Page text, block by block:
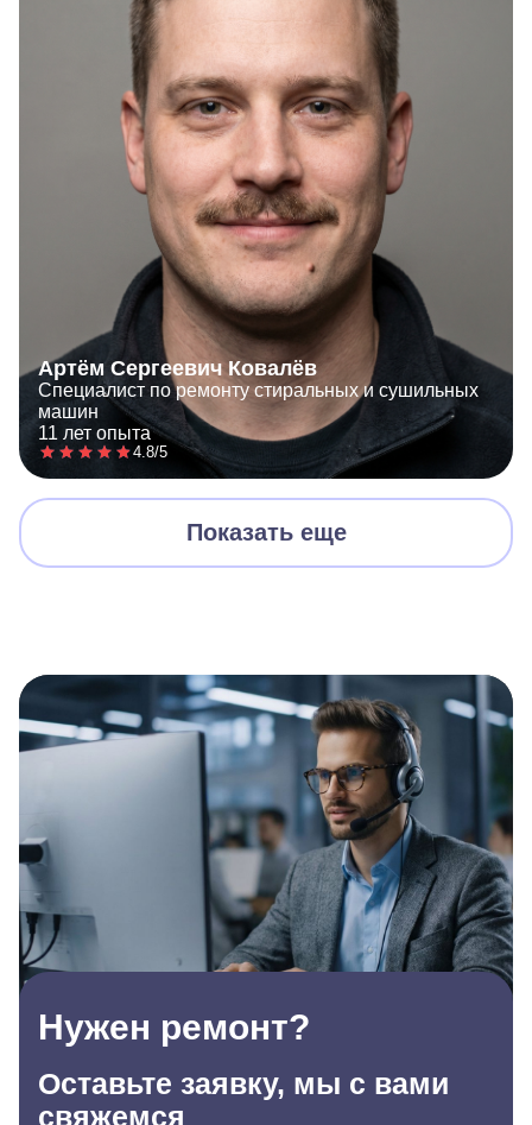
Артём Сергеевич Ковалёв
Специалист по ремонту стиральных и сушильных
машин
11 лет опыта
4.8/5
Показать еще
Нужен ремонт?
Оставьте заявку, мы с вами
свяжемся